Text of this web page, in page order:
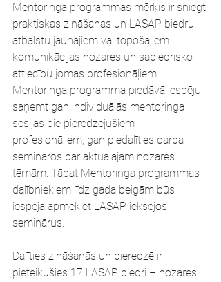
Mentoringa programmas mērķis ir sniegt
praktiskas zināšanas un LASAP biedru
atbalstu jaunajiem vai topošajiem
komunikācijas nozares un sabiedrisko
attiecību jomas profesionāļiem.
Mentoringa programma piedāvā iespēju
saņemt gan individuālās mentoringa
sesijas pie pieredzējušiem
profesionāļiem, gan piedalīties darba
semināros par aktuālajām nozares
tēmām. Tāpat Mentoringa programmas
dalībniekiem līdz gada beigām būs
iespēja apmeklēt LASAP iekšējos
seminārus.
Dalīties zināšanās un pieredzē ir
pieteikušies 17 LASAP biedri – nozares